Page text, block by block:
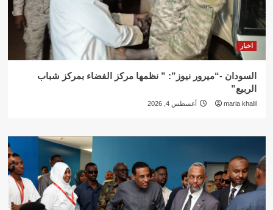
اخبار
السودان -“ميرور نيوز”: ” نظمها مركز الفضاء بمركز شباب
الربيع”
maria khalil أغسطس 4, 2026